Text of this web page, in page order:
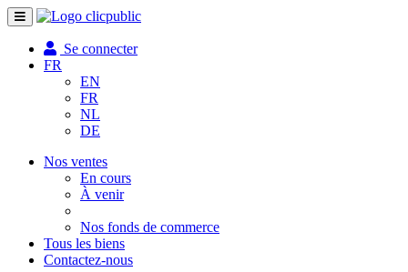
Toggle
navigation
Se connecter
FR
EN
FR
NL
DE
Nos ventes
En cours
À venir
Nos fonds de commerce
Tous les biens
Contactez-nous